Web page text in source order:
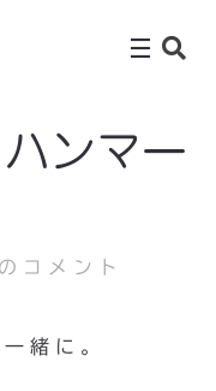
ンマー
コメント
緒に。